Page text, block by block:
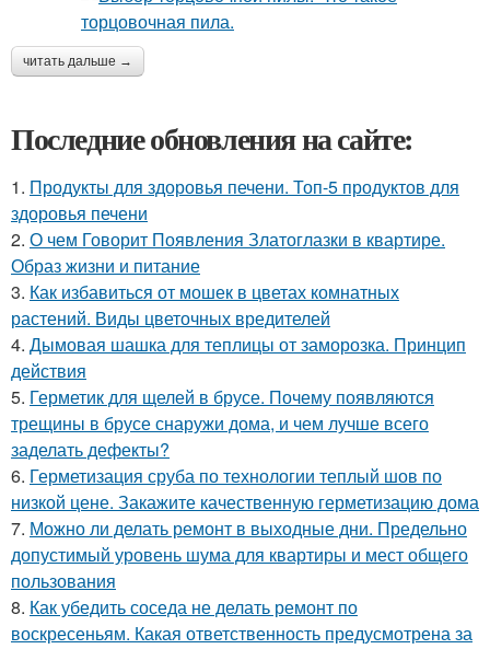
читать дальше →
Последние обновления на сайте:
1. Продукты для здоровья печени. Топ-5 продуктов для
здоровья печени
2. О чем Говорит Появления Златоглазки в квартире.
Образ жизни и питание
3. Как избавиться от мошек в цветах комнатных
растений. Виды цветочных вредителей
4. Дымовая шашка для теплицы от заморозка. Принцип
действия
5. Герметик для щелей в брусе. Почему появляются
трещины в брусе снаружи дома, и чем лучше всего
заделать дефекты?
6. Герметизация сруба по технологии теплый шов по
низкой цене. Закажите качественную герметизацию дома
7. Можно ли делать ремонт в выходные дни. Предельно
допустимый уровень шума для квартиры и мест общего
пользования
8. Как убедить соседа не делать ремонт по
воскресеньям. Какая ответственность предусмотрена за